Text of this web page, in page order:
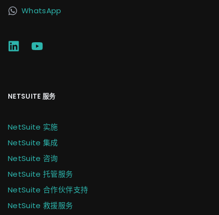
WhatsApp
NETSUITE 服务
NetSuite 实施
NetSuite 集成
NetSuite 咨询
NetSuite 托管服务
NetSuite 合作伙伴支持
NetSuite 救援服务